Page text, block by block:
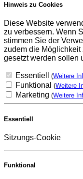
Hinweis zu Cookies
Diese Website
zu verbessern. Wenn
stimmen Sie der
zudem die
gesetzt werden sollen
Essentiell (Weitere
Funktional (Weitere
Marketing (Weitere
Essentiell
Sitzungs-Cookie
Funktional